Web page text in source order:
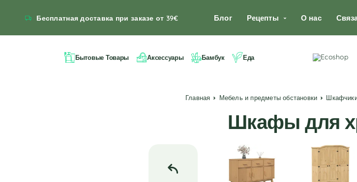
Бесплатная доставка при заказе от 39€ Блог Рецепты О нас
Бытовые Товары Аксессуары Бамбук Еда
Главная Мебель и предметы обстановки
Шкафы для